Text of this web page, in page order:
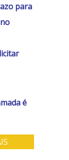
para
é